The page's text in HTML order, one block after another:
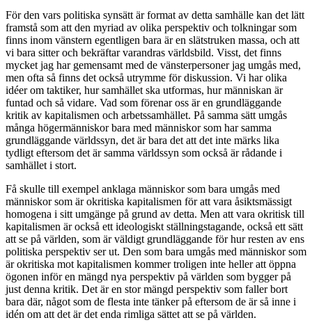
För den vars politiska synsätt är format av detta samhälle kan det lätt
framstå som att den myriad av olika perspektiv och tolkningar som
finns inom vänstern egentligen bara är en slätstruken massa, och att
vi bara sitter och bekräftar varandras världsbild. Visst, det finns
mycket jag har gemensamt med de vänsterpersoner jag umgås med,
men ofta så finns det också utrymme för diskussion. Vi har olika
idéer om taktiker, hur samhället ska utformas, hur människan är
funtad och så vidare. Vad som förenar oss är en grundläggande
kritik av kapitalismen och arbetssamhället. På samma sätt umgås
många högermänniskor bara med människor som har samma
grundläggande världssyn, det är bara det att det inte märks lika
tydligt eftersom det är samma världssyn som också är rådande i
samhället i stort.
Få skulle till exempel anklaga människor som bara umgås med
människor som är okritiska kapitalismen för att vara åsiktsmässigt
homogena i sitt umgänge på grund av detta. Men att vara okritisk till
kapitalismen är också ett ideologiskt ställningstagande, också ett sätt
att se på världen, som är väldigt grundläggande för hur resten av ens
politiska perspektiv ser ut. Den som bara umgås med människor som
är okritiska mot kapitalismen kommer troligen inte heller att öppna
ögonen inför en mängd nya perspektiv på världen som bygger på
just denna kritik. Det är en stor mängd perspektiv som faller bort
bara där, något som de flesta inte tänker på eftersom de är så inne i
idén om att det är det enda rimliga sättet att se på världen.